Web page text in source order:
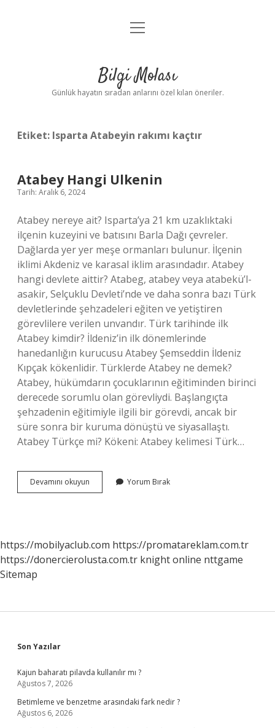
Anasayfa
Yasal Uyarı
menüyü
Bilgi Molası
Günlük hayatın sıradan anlarını özel kılan öneriler.
Etiket: Isparta Atabeyin rakımı kaçtır
Atabey Hangi Ulkenin
Tarih: Aralık 6, 2024
Atabey nereye ait? Isparta’ya 21 km uzaklıktaki
ilçenin kuzeyini ve batısını Barla Dağı çevreler.
Dağlarda yer yer meşe ormanları bulunur. İlçenin
iklimi Akdeniz ve karasal iklim arasındadır. Atabey
hangi devlete aittir? Atabeg, atabey veya atabekü’l-
asakir, Selçuklu Devleti’nde ve daha sonra bazı Türk
devletlerinde şehzadeleri eğiten ve yetiştiren
görevlilere verilen unvandır. Türk tarihinde ilk
Atabey kimdir? İldeniz’in ilk dönemlerinde
hanedanlığın kurucusu Atabey Şemseddin İldeniz
Kıpçak kökenlidir. Türklerde Atabey ne demek?
Atabey, hükümdarın çocuklarının eğitiminden birinci
derecede sorumlu olan görevliydi. Başlangıçta
şehzadenin eğitimiyle ilgili bir görevdi, ancak bir
süre sonra bir kuruma dönüştü ve siyasallaştı.
Atabey Türkçe mi? Kökeni: Atabey kelimesi Türk…
Devamını okuyun
Hangi
Yorum Bırak
https://mobilyaclub.com https://promatareklam.com.tr
https://donercierolusta.com.tr knight online nttgame
Sitemap
Sidebar
Son Yazılar
Kajun baharatı pilavda kullanılır mı ?
Ağustos 7, 2026
Betimleme ve benzetme arasındaki fark nedir ?
Ağustos 6, 2026